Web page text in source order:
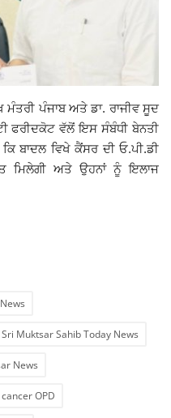
ਮੰਤਰੀ ਪੰਜਾਬ ਅਤੇ ਡਾ. ਰਾਜੀਵ ਸੂਦ
ਫਰੀਦਕੋਟ ਵੱਲੋਂ ਇਸ ਸੰਬੰਧੀ ਬੇਨਤੀ
ਬਾਦਲ ਵਿਖੇ ਕੈਂਸਰ ਦੀ ਓ.ਪੀ.ਡੀ
ਮਿਲੇਗੀ ਅਤੇ ਉਹਨਾਂ ਨੂੰ ਇਲਾਜ
Sri Muktsar Sahib Today News
News
OPD